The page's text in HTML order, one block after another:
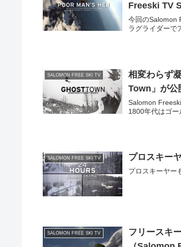
Freeski TV
今回のSalomon
ラグライダーで
SALOMON FREE SKI TV
相変わらず
Town」が公
Salomon
1800年代はゴー
SALOMON FREE SKI TV プロスキー
プロスキーヤー
SALOMON FREE SKI TV
フリースキ